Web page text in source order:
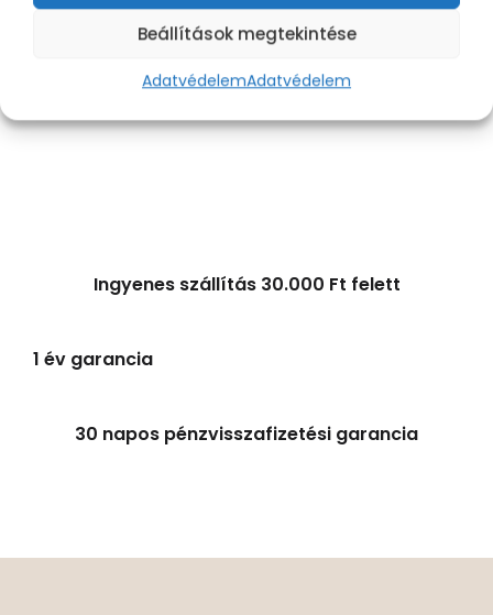
1 2 3 4 5 6
Ingyenes szállítás 30.000 Ft felett
1 év garancia
30 napos pénzvisszafizetési garancia